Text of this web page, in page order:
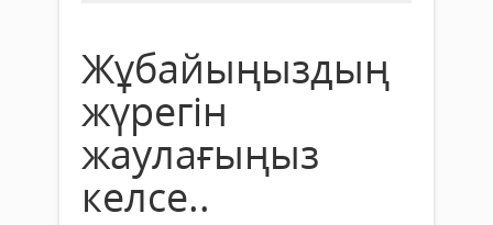
Жұбайыңыздың
жүрегін
жаулағыңыз
келсе..